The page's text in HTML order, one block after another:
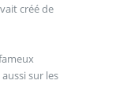
créé de
sur les